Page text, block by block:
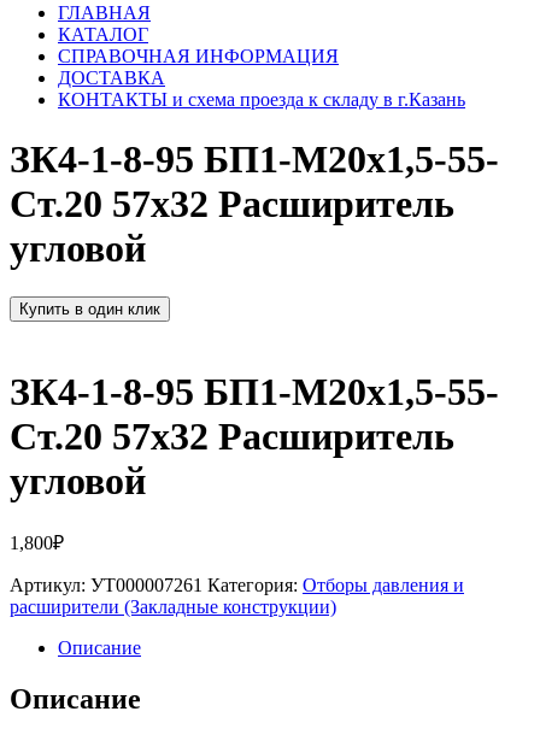
МенюГЛАВНАЯ
КАТАЛОГ
СПРАВОЧНАЯ ИНФОРМАЦИЯ
ДОСТАВКА
КОНТАКТЫ и схема проезда к складу в г.Казань
ЗК4-1-8-95 БП1-М20х1,5-55-
Ст.20 57х32 Расширитель
угловой
Купить в один клик
ЗК4-1-8-95 БП1-М20х1,5-55-
Ст.20 57х32 Расширитель
угловой
1,800₽
Артикул: УТ000007261 Категория: Отборы давления и
расширители (Закладные конструкции)
Описание
Описание